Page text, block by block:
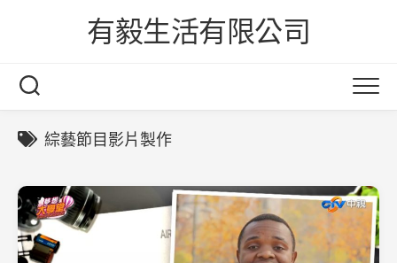
有毅生活有限公司
綜藝節目影片製作